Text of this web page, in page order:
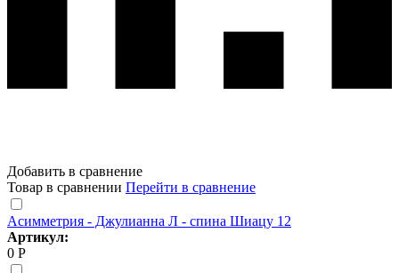
Добавить в сравнение
Товар в сравнении Перейти в сравнение
Асимметрия - Джулианна Л - спина Шиацу 12
Артикул:
0 Р